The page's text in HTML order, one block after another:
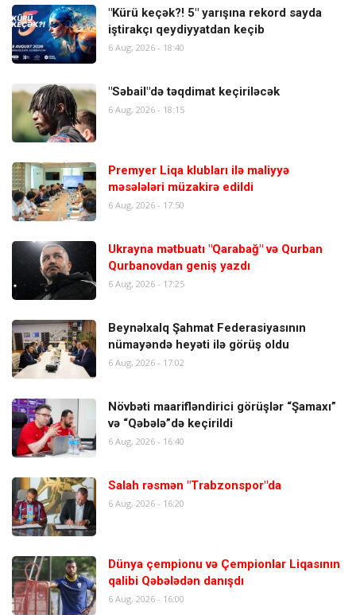
"Kürü keçək?! 5" yarışına rekord sayda
iştirakçı qeydiyyatdan keçib
6 Aug, 2026 - 18:40
"Səbail"də təqdimat keçiriləcək
6 Aug, 2026 - 18:15
Premyer Liqa klubları ilə maliyyə
məsələləri müzakirə edildi
6 Aug, 2026 - 17:50
Ukrayna mətbuatı "Qarabağ" və Qurban
Qurbanovdan geniş yazdı
6 Aug, 2026 - 17:25
Beynəlxalq Şahmat Federasiyasının
nümayəndə heyəti ilə görüş oldu
6 Aug, 2026 - 17:02
Növbəti maarifləndirici görüşlər “Şamaxı”
və “Qəbələ”də keçirildi
6 Aug, 2026 - 16:40
Salah rəsmən "Trabzonspor"da
6 Aug, 2026 - 16:20
Dünya çempionu və Çempionlar Liqasının
qalibi Qəbələdən danışdı
6 Aug, 2026 - 16:00